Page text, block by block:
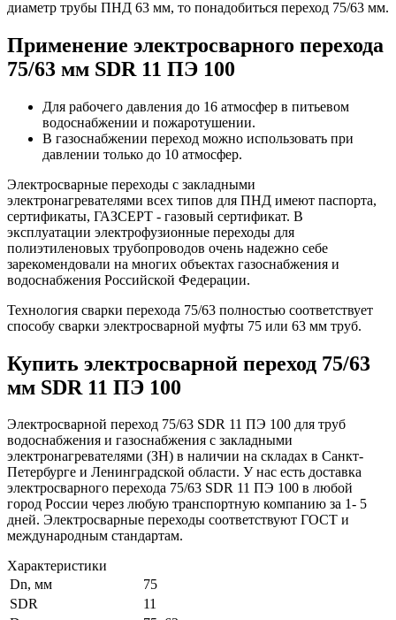
диаметр трубы ПНД 63 мм, то понадобиться переход 75/63 мм.
Применение электросварного перехода
75/63 мм SDR 11 ПЭ 100
Для рабочего давления до 16 атмосфер в питьевом
водоснабжении и пожаротушении.
В газоснабжении переход можно использовать при
давлении только до 10 атмосфер.
Электросварные переходы с закладными
электронагревателями всех типов для ПНД имеют паспорта,
сертификаты, ГАЗСЕРТ - газовый сертификат. В
эксплуатации электрофузионные переходы для
полиэтиленовых трубопроводов очень надежно себе
зарекомендовали на многих объектах газоснабжения и
водоснабжения Российской Федерации.
Технология сварки перехода 75/63 полностью соответствует
способу сварки электросварной муфты 75 или 63 мм труб.
Купить электросварной переход 75/63
мм SDR 11 ПЭ 100
Электросварной переход 75/63 SDR 11 ПЭ 100 для труб
водоснабжения и газоснабжения с закладными
электронагревателями (ЗН) в наличии на складах в Санкт-
Петербурге и Ленинградской области. У нас есть доставка
электросварного перехода 75/63 SDR 11 ПЭ 100 в любой
город России через любую транспортную компанию за 1- 5
дней. Электросварные переходы соответствуют ГОСТ и
международным стандартам.
Характеристики
Dn, мм
75
SDR
11